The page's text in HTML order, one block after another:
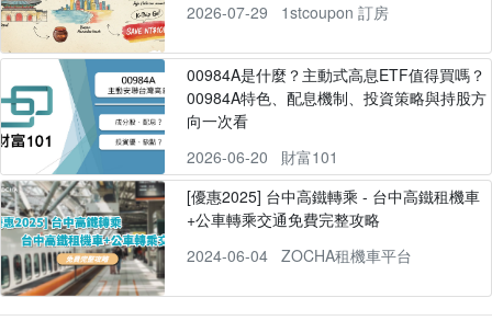
2026-07-29
1stcoupon 訂房
00984A是什麼？主動式高息ETF值得買嗎？
00984A特色、配息機制、投資策略與持股方
向一次看
2026-06-20
財富101
[優惠2025] 台中高鐵轉乘 - 台中高鐵租機車
+公車轉乘交通免費完整攻略
2024-06-04
ZOCHA租機車平台